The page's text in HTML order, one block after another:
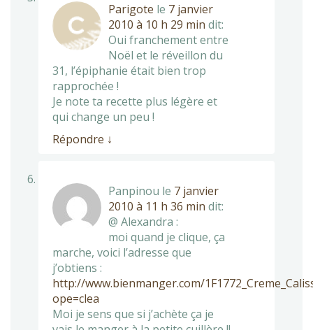
Parigote le 7 janvier
2010 à 10 h 29 min dit:
Oui franchement entre
Noël et le réveillon du
31, l’épiphanie était bien trop
rapprochée !
Je note ta recette plus légère et
qui change un peu !
Répondre ↓
Panpinou le 7 janvier
2010 à 11 h 36 min dit:
@ Alexandra :
moi quand je clique, ça
marche, voici l’adresse que
j’obtiens :
http://www.bienmanger.com/
ope=clea
Moi je sens que si j’achète ça je